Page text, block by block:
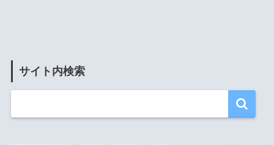
サイト内検索